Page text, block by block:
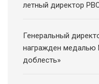
летный директор
Генеральный
награжден медалью
доблесть»